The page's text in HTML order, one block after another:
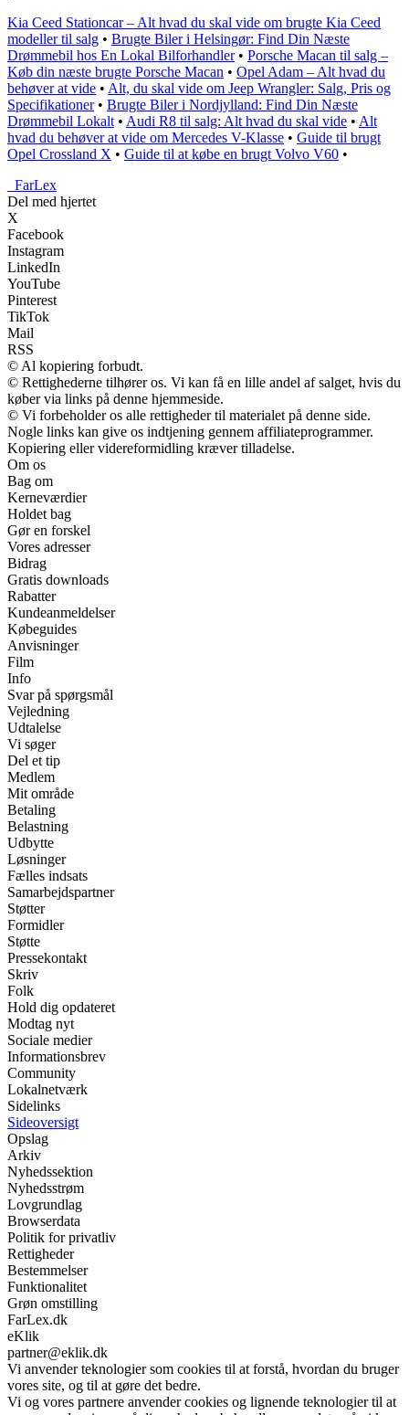
Kia Ceed Stationcar – Alt hvad du skal vide om brugte Kia Ceed
modeller til salg • Brugte Biler i Helsingør: Find Din Næste
Drømmebil hos En Lokal Bilforhandler• Porsche Macan til salg –
Køb din næste brugte Porsche Macan • Opel Adam – Alt hvad du
behøver at vide • Alt, du skal vide om Jeep Wrangler: Salg, Pris og
Specifikationer• Brugte Biler i Nordjylland: Find Din Næste
Drømmebil Lokalt • Audi R8 til salg: Alt hvad du skal vide • Alt
hvad du behøver at vide om Mercedes V-Klasse • Guide til brugt
Opel Crossland X • Guide til at købe en brugt Volvo V60 •
FarLex
Del med hjertet
X
Facebook
Instagram
LinkedIn
YouTube
Pinterest
TikTok
Mail
RSS
© Al kopiering forbudt.
© Rettighederne tilhører os. Vi kan få en lille andel af salget, hvis du
køber via links på denne hjemmeside.
© Vi forbeholder os alle rettigheder til materialet på denne side.
Nogle links kan give os indtjening gennem affiliateprogrammer.
Kopiering eller videreformidling kræver tilladelse.
Om os
Bag om
Kerneværdier
Holdet bag
Gør en forskel
Vores adresser
Bidrag
Gratis downloads
Rabatter
Kundeanmeldelser
Købeguides
Anvisninger
Film
Info
Svar på spørgsmål
Vejledning
Udtalelse
Vi søger
Del et tip
Medlem
Mit område
Betaling
Belastning
Udbytte
Løsninger
Fælles indsats
Samarbejdspartner
Støtter
Formidler
Støtte
Pressekontakt
Skriv
Folk
Hold dig opdateret
Modtag nyt
Sociale medier
Informationsbrev
Community
Lokalnetværk
Sidelinks
Sideoversigt
Opslag
Arkiv
Nyhedssektion
Nyhedsstrøm
Lovgrundlag
Browserdata
Politik for privatliv
Rettigheder
Bestemmelser
Funktionalitet
Grøn omstilling
FarLex.dk
eKlik
partner@eklik.dk
Vi anvender teknologier som cookies til at forstå, hvordan du bruger
vores site, og til at gøre det bedre.
Vi og vores partnere anvender cookies og lignende teknologier til at